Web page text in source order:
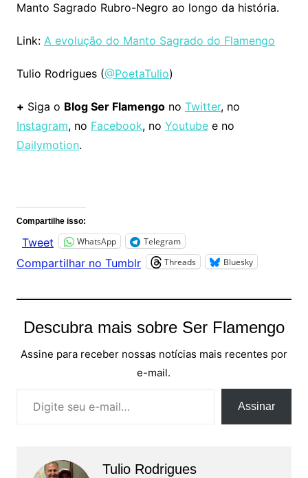
Manto Sagrado Rubro-Negro ao longo da história.
Link: A evolução do Manto Sagrado do Flamengo
Tulio Rodrigues (@PoetaTulio)
+ Siga o Blog Ser Flamengono Twitter, no
Instagram, no Facebook, no Youtubee no
Dailymotion.
Compartilhe isso:
Tweet WhatsApp Telegram
Compartilhar no Tumblr Threads Bluesky
Descubra mais sobre Ser Flamengo
Assine para receber nossas notícias mais recentes por
e-mail.
Assinar
Tulio Rodrigues